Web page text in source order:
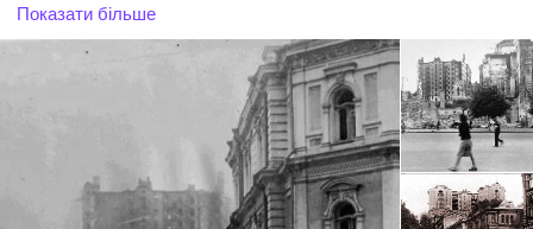
метра стала сенсацією, вражаючи містян своїми
масштабами. Хмарочос мав 90 квартир із першими в Києві
ліфтами «Otis», розкішну ліпнину на фасаді та тераси з
Проєкт реалізували одеські архітектори Мінкус і
Троуп’янський, використавши 12 мільйонів цеглин і понад 1,5
млн рублів. Величезний будинок стояв на Інститутській,
займаючи цілий квартал. Його вежу зі шпилем часто
Показати більше